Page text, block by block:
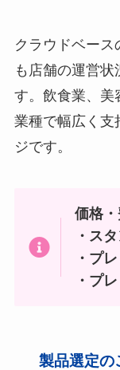
クラウドベー
も店舗の運営状
す。飲食業、美
業種で幅広く支
ジです。
価格・
・ス
・プ
・プ
製品選定の